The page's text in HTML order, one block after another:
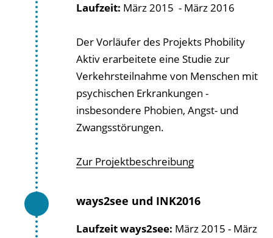
Laufzeit: März 2015 - März 2016
Der Vorläufer des Projekts Phobility
Aktiv erarbeitete eine Studie zur
Verkehrsteilnahme von Menschen mit
psychischen Erkrankungen -
insbesondere Phobien, Angst- und
Zwangsstörungen.
Zur Projektbeschreibung
ways2see und INK2016
Laufzeit ways2see: März 2015 - März